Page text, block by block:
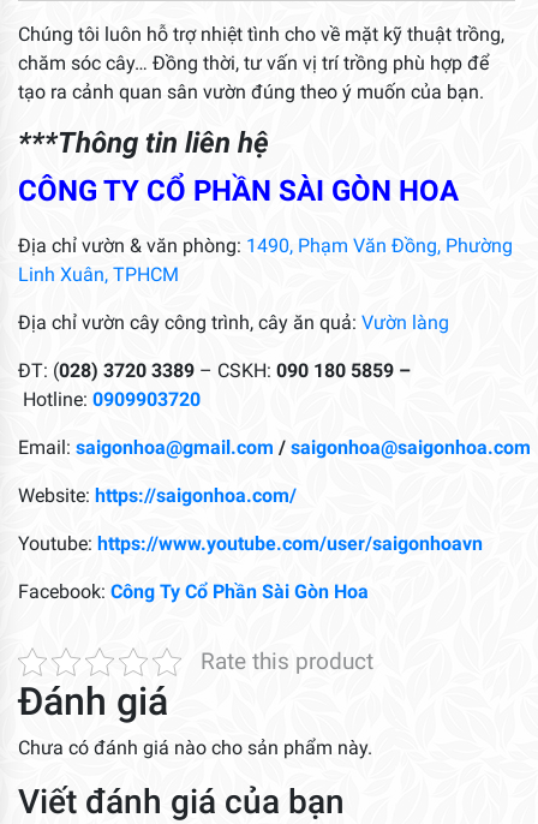
Chúng tôi luôn hỗ trợ nhiệt tình cho về mặt kỹ thuật trồng,
chăm sóc cây… Đồng thời, tư vấn vị trí trồng phù hợp để
tạo ra cảnh quan sân vườn đúng theo ý muốn của bạn.
***Thông tin liên hệ
CÔNG TY CỔ PHẦN SÀI GÒN HOA
Địa chỉ vườn & văn phòng: 1490, Phạm Văn Đồng, Phường
Linh Xuân, TPHCM
Địa chỉ vườn cây công trình, cây ăn quả: Vườn làng
ĐT: (028) 3720 3389 – CSKH: 090 180 5859 –
Hotline: 0909903720
Email: saigonhoa@gmail.com / saigonhoa@saigonhoa.com
Website: https://saigonhoa.com/
Youtube: https://www.youtube.com/user/saigonhoavn
Facebook: Công Ty Cổ Phần Sài Gòn Hoa
Rate this product
Đánh giá
Chưa có đánh giá nào cho sản phẩm này.
Viết đánh giá của bạn